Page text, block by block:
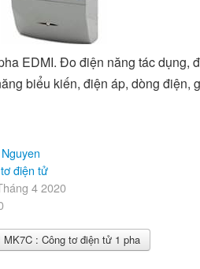
EDMI. Đo điện năng tác dụng,
biểu kiến, điện áp, dòng điện,
điện tử
4 2020
: Công tơ điện tử 1 pha